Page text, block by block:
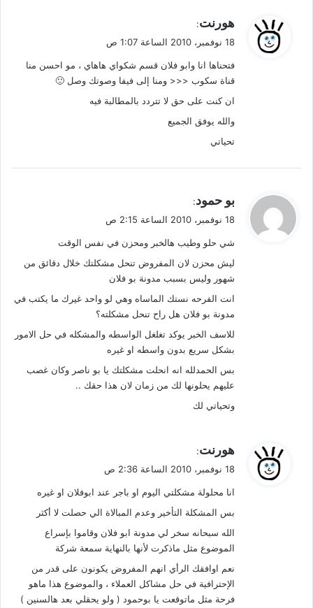
ي
ق
ل
هورنت:
18 نوفمبر، 2010 الساعة 1:07 ص
فتحناها انا وابو فلان قسم شكواي هاهاي ، مو احسن منا
قناة سكوب <<< ومنا إلى فيفا وصوتك وصل 🙂
ان كنت على حق لا تتردد بالمطالبة فيه
والله يوفق الجميع
تحياتي
ق
ل
بو حمود:
18 نوفمبر، 2010 الساعة 2:15 ص
شي حلو وطيب هالخبر ومحزن في نفس الوقت
ليش محزن لان المفروض تنحل مشكلتك خلال دقائق من
شهور وليس بسبب مدونة بو فلان
انت الفرحه نستك الماساه وهي لو واحد غيرك ما يكتب في
مدونة بو فلان هل راح تنحل مشكلته؟
للاسف الخبر يوكد تغلغل الواسطه والمشكله في حل الامور
بشكل سريع بدون واسطه او غيره
بس الحمدلله انه انحلت مشكلتك يا بو ناصر وكان غصب
عليهم يحلونها لك من زمان لان هذا حقك ..
وتحياتي لك
ي
ق
ل
هورنت:
18 نوفمبر، 2010 الساعة 2:36 ص
انا محلولة مشكلتي اليوم او باجر عند ابوفلان او غيره
بس المشكلة التأخير وعدم المبالاة الي حصلت لا أكثر
الله سبحانه سخر لي مدونة ابو فلان وقاموا بإسراع
الموضوع مثل ماذكرت لأنها بالنهاية سمعة شركة
نعم اوافقك الرأي انهم المفروض يكونون على قدر من
الإحترافية في حل مشاكل العملاء ، والموضوع هذا ماهو
فرحة مثل ماتوقعت يا بوحمود ( ولو يحقلي بعد هالسنين )